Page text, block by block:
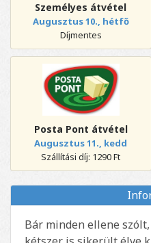
Személyes átvétel
Augusztus 10., hétfő
Díjmentes
Posta Pont átvétel
Augusztus 11., kedd
Szállítási díj: 1290 Ft
Bár minden ellene